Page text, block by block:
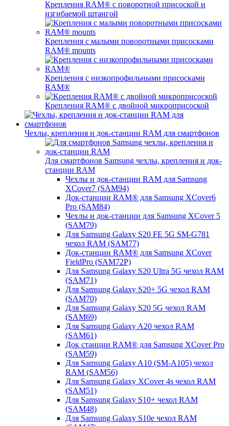
Крепления RAM® с поворотной присоской и
изгибаемой штангой
Крепления с малыми поворотными присосками
RAM® mounts
Крепления с низкопрофильными присосками
RAM®
Крепления RAM® с двойной микроприсоской
Чехлы, крепления и док-станции RAM для смартфонов
Для смартфонов Samsung чехлы, крепления и док-
станции RAM
Чехлы и док-станции RAM для Samsung
XCover7 (SAM94)
Док-станции RAM® для Samsung XCover6
Pro (SAM84)
Чехлы и док-станции для Samsung XCover 5
(SAM79)
Для Samsung Galaxy S20 FE 5G SM-G781
чехол RAM (SAM77)
Док-станции RAM® для Samsung XCover
FieldPro (SAM72P)
Для Samsung Galaxy S20 Ultra 5G чехол RAM
(SAM71)
Для Samsung Galaxy S20+ 5G чехол RAM
(SAM70)
Для Samsung Galaxy S20 5G чехол RAM
(SAM69)
Для Samsung Galaxy A20 чехол RAM
(SAM61)
Док станции RAM® для Samsung XCover Pro
(SAM59)
Для Samsung Galaxy A10 (SM-A105) чехол
RAM (SAM56)
Для Samsung Galaxy XCover 4s чехол RAM
(SAM51)
Для Samsung Galaxy S10+ чехол RAM
(SAM48)
Для Samsung Galaxy S10e чехол RAM